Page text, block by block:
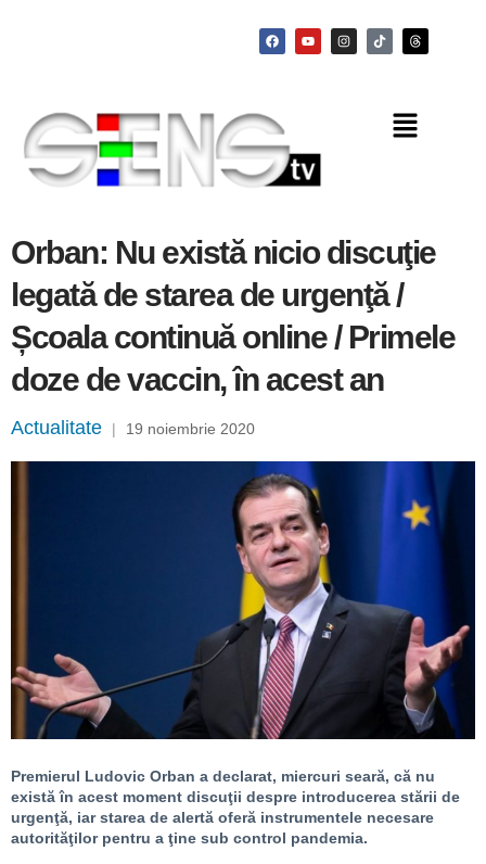
Orban: Nu există nicio discuţie
legată de starea de urgenţă /
Școala continuă online / Primele
doze de vaccin, în acest an
Actualitate | 19 noiembrie 2020
Premierul Ludovic Orban a declarat, miercuri seară, că nu
există în acest moment discuţii despre introducerea stării de
urgenţă, iar starea de alertă oferă instrumentele necesare
autorităţilor pentru a ţine sub control pandemia.